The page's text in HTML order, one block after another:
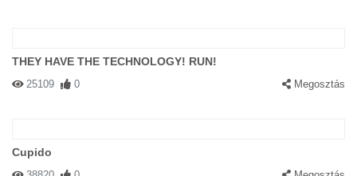
THEY HAVE THE TECHNOLOGY! RUN!
25109 0 Megosztás
Cupido